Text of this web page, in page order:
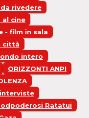
rivedere
al cine
- film in sala
città
intero
ORIZZONTI ANPI
Ratatui